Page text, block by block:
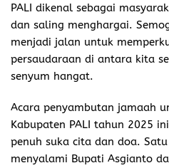
PALI dikenal sebagai
dan saling menghargai.
menjadi jalan untuk
persaudaraan di antara kita
senyum hangat.
Acara penyambutan jamaah
Kabupaten PALI tahun 2025
penuh suka cita dan doa.
menyalami Bupati Asgianto